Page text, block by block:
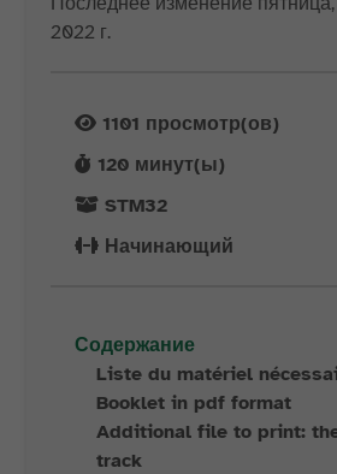
2022 г.
1101 просмотр(ов)
120 минут(ы)
STM32
Начинающий
Содержание
Liste du matériel
Booklet in pdf format
Additional file to print:
track